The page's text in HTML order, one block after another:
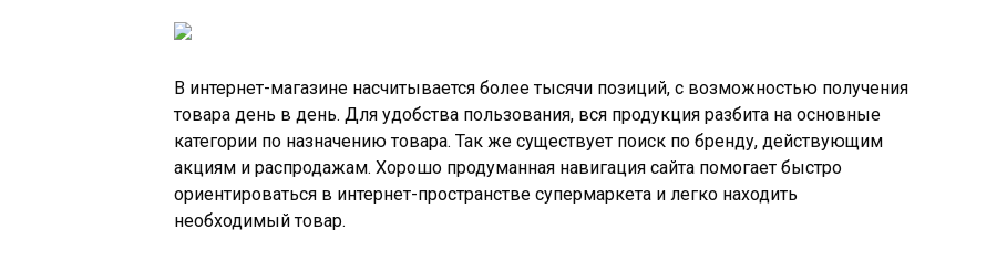
В интернет-магазине насчитывается более тысячи позиций, с возможностью получения
товара день в день. Для удобства пользования, вся продукция разбита на основные
категории по назначению товара. Так же существует поиск по бренду, действующим
акциям и распродажам. Хорошо продуманная навигация сайта помогает быстро
ориентироваться в интернет-пространстве супермаркета и легко находить
необходимый товар.